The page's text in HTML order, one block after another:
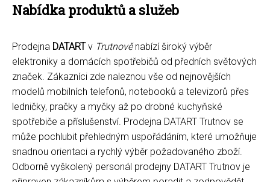
Nabídka produktů a služeb
Prodejna DATARTv Trutnověnabízí široký výběr
elektroniky a domácích spotřebičů od předních světových
značek. Zákazníci zde naleznou vše od nejnovějších
modelů mobilních telefonů, notebooků a televizorů přes
ledničky, pračky a myčky až po drobné kuchyňské
spotřebiče a příslušenství. Prodejna DATART Trutnov se
může pochlubit přehledným uspořádáním, které umožňuje
snadnou orientaci a rychlý výběr požadovaného zboží.
Odborně vyškolený personál prodejny DATART Trutnov je